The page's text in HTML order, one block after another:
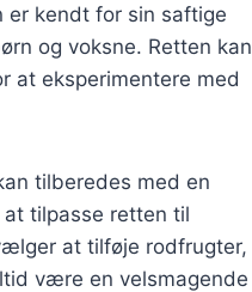
er kendt for sin saftige
og voksne. Retten kan
at eksperimentere med
tilberedes med en
tilpasse retten til
at tilføje rodfrugter,
være en velsmagende